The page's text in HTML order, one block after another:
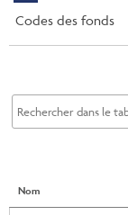
Codes des fonds
Nom